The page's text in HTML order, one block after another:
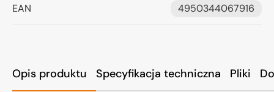
Opis produktu Specyfikacja techniczna Pliki
EAN 4950344067916